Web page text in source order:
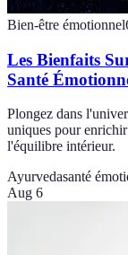
Bien-être émotionnel
Les Bienfaits
Santé
Plongez dans
uniques pour
l'équilibre intérieur.
Ayurvedasanté
Aug 6